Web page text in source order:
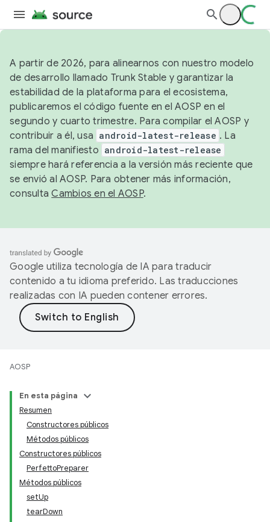
A partir de 2026, para alinearnos con nuestro modelo
de desarrollo llamado Trunk Stable y garantizar la
estabilidad de la plataforma para el ecosistema,
publicaremos el código fuente en el AOSP en el
segundo y cuarto trimestre. Para compilar el AOSP y
contribuir a él, usa android-latest-release . La
rama del manifiesto android-latest-release
siempre hará referencia a la versión más reciente que
se envió al AOSP. Para obtener más información,
consultaCambios en el AOSP.
Google utiliza tecnología de IA para traducir
contenido a tu idioma preferido. Las traducciones
realizadas con IA pueden contener errores.
AOSP
En esta página
Resumen
Constructores públicos
Métodos públicos
Constructores públicos
PerfettoPreparer
Métodos públicos
setUp
tearDown